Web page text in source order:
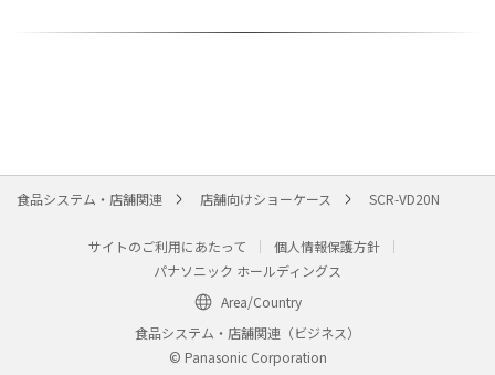
食品システム・店舗関連 店舗向けショーケース SCR-VD20N
サイトのご利用にあたって
個人情報保護方針
パナソニック ホールディングス
Area/Country
食品システム・店舗関連（ビジネス）
© Panasonic Corporation